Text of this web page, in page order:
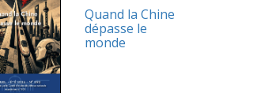
Quand la Chine
dépasse le
monde